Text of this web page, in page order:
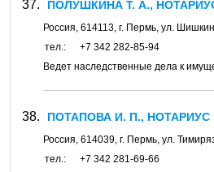
ПОЛУШКИНА Т. А.,
Россия, 614113, г. Пермь, ул.
тел.:
+7 342 282-85-94
Ведет наследственные дела к
ПОТАПОВА И. П., НОТАРИУС
Россия, 614039, г. Пермь, ул.
тел.:
+7 342 281-69-66